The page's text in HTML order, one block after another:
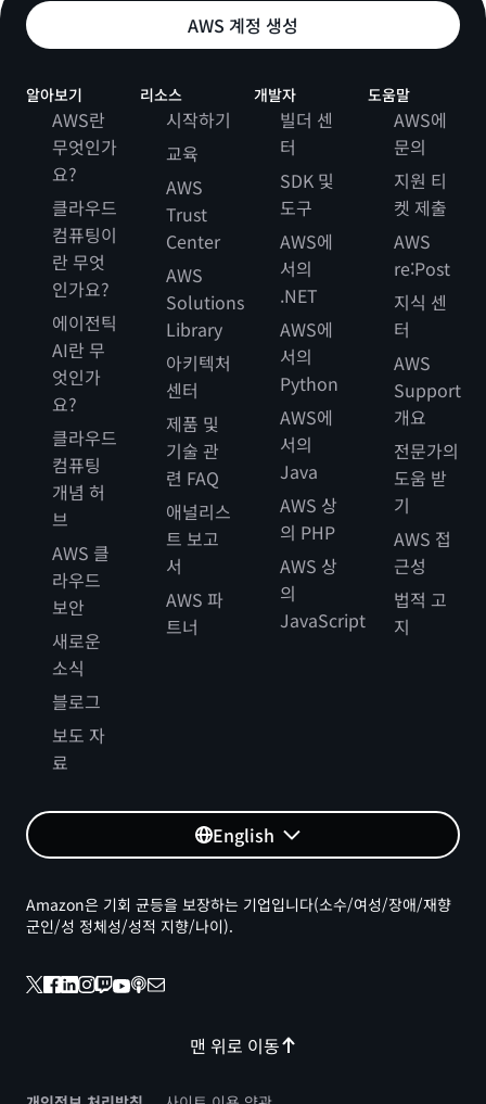
AWS 계정 생성
알아보기
AWS란
무엇인가
요?
클라우드
컴퓨팅이
란 무엇
인가요?
에이전틱
AI란 무
엇인가
요?
클라우드
컴퓨팅
개념 허
브
AWS 클
라우드
보안
새로운
소식
블로그
보도 자
료
리소스
시작하기
교육
AWS
Trust
Center
AWS
Solutions
Library
아키텍처
센터
제품 및
기술 관
련 FAQ
애널리스
트 보고
서
AWS 파
트너
개발자
빌더 센
터
SDK 및
도구
AWS에
서의
.NET
AWS에
서의
Python
AWS에
서의
Java
AWS 상
의 PHP
AWS 상
의
JavaScript
도움말
AWS에
문의
지원 티
켓 제출
AWS
re:Post
지식 센
터
AWS
Support
개요
전문가의
도움 받
기
AWS 접
근성
법적 고
지
English
맨 위로 이동
Amazon은 기회 균등을 보장하는 기업입니다(소수/여성/장애/재향
군인/성 정체성/성적 지향/나이).